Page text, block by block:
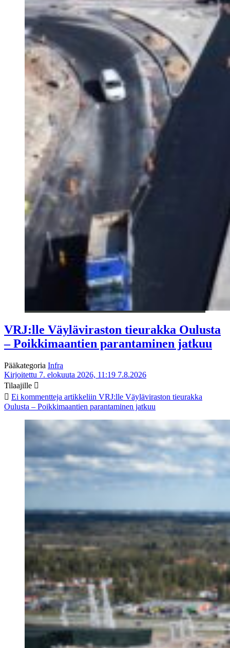
VRJ:lle Väyläviraston tieurakka Oulusta
– Poikkimaantien parantaminen jatkuu
Pääkategoria Infra
Kirjoitettu 7. elokuuta 2026, 11:19 7.8.2026
Tilaajille
Ei kommentteja artikkeliin VRJ:lle Väyläviraston tieurakka
Oulusta – Poikkimaantien parantaminen jatkuu